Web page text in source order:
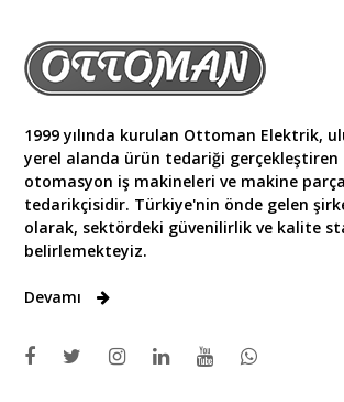
1999 yılında kurulan Ottoman Elektrik,
yerel alanda ürün tedariği gerçekleştiren
otomasyon iş makineleri ve makine
tedarikçisidir. Türkiye'nin önde gelen
olarak, sektördeki güvenilirlik ve kalite
belirlemekteyiz.
Devamı